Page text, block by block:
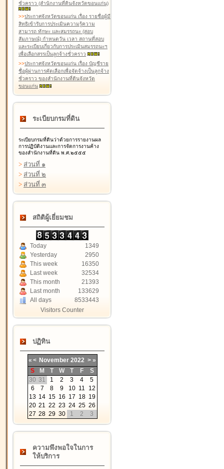
ชั่วคราว (สำนักงานที่ดินจังหวัดขอนแก่น)
>>ประกาศจังหวัดขอนแก่น เรื่อง รายชื่อผู้มี
สิทธิเข้ารับการประเมินความรู้ความ
สามารถ ทักษะ และสมรรถนะ (สอบ
สัมภาษณ์) กำหนดวัน เวลา สถานที่สอบ
และระเบียบเกี่ยวกับการประเมินสมรรถนะฯ
เพื่อเลือกสรรเป็นลูกจ้างชั่วคราว
>>ประกาศจังหวัดขอนแก่น เรื่อง บัญชีราย
ชื่อผู้ผ่านการคัดเลือกเพื่อจัดจ้างเป็นลูกจ้าง
ชั่วคราว ของสำนักงานที่ดินจังหวัด
ขอนแก่น
ระเบียบกรมที่ดิน
ระเบียบกรมที่ดินว่าด้วยการรายงานผล
การปฏิบัติงานและการจัดการงานค้าง
ของสำนักงานที่ดิน พ.ศ.๒๕๕๕
> ส่วนที่ ๑
> ส่วนที่ ๒
> ส่วนที่ ๓
สถิติผู้เยี่ยมชม
Today
1349
Yesterday
2950
This week
16350
Last week
32534
This month
21393
Last month
133629
All days
8533443
Visitors Counter
ปฏิทิน
« < November 2022 > »
S
M T W T F
S
30 31 1 2 3 4
5
6
7 8 9 10 11
12
13 14 15 16 17 18 19
20 21 22 23 24 25 26
27 28 29 30 1 2 3
ความพึงพอใจในการ
ให้บริการ